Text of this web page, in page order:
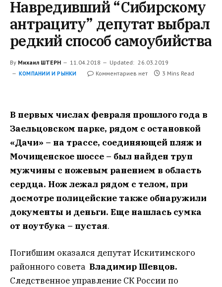
Навредивший “Сибирскому
антрациту” депутат выбрал
редкий способ самоубийства
By Михаил ШТЕРН 11.04.2018 Updated: 26.03.2019
КОМПАНИИ И РЫНКИ Комментариев нет 3 Mins Read
В первых числах февраля прошлого года в
Заельцовском парке, рядом с остановкой
«Дачи» – на трассе, соединяющей пляж и
Мочищенское шоссе – был найден труп
мужчины с ножевым ранением в область
сердца. Нож лежал рядом с телом, при
досмотре полицейские также обнаружили
документы и деньги. Еще нашлась сумка
от ноутбука – пустая.
Погибшим оказался депутат Искитимского
районного совета Владимир Шевцов.
Следственное управление СК России по